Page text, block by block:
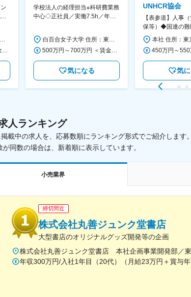
学校法人の経理担当※科研費業務
中心◇正社員／実働7.5h／年休
気になる
UNHCR協会
【表参道】人事
保等）◆国連の難
活動を支える日本
◆正職員登用前提
気
人ランキング
載中の求人を、応募数順にランキング形式でご紹介します。
が同数の場合は、新着順に表示しています。
小売業界
締切間近
株式会社丸善ジュンク堂書店
大型書店のオリジナルグッズ開発等の企画